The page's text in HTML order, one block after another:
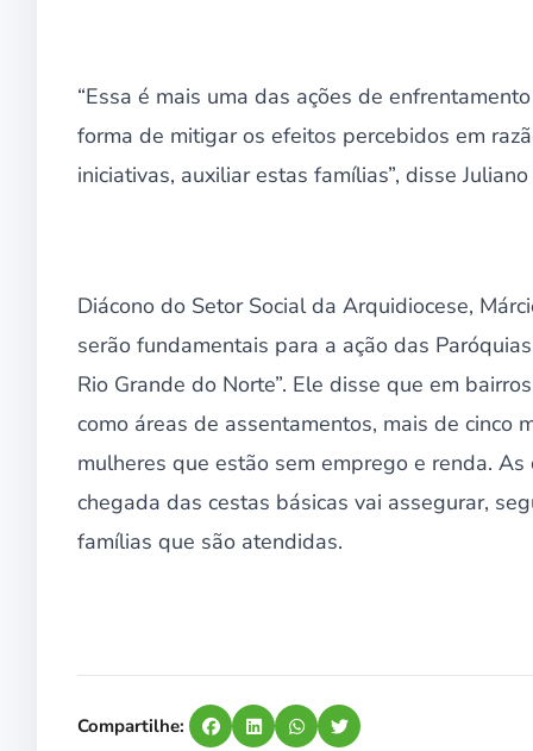
“Essa é mais uma das ações de
forma de mitigar os efeitos percebidos em
iniciativas, auxiliar estas famílias”, disse
Diácono do Setor Social da Arquidiocese,
serão fundamentais para a ação das
Rio Grande do Norte”. Ele disse que em
como áreas de assentamentos, mais de cinco
mulheres que estão sem emprego e renda.
chegada das cestas básicas vai assegurar,
famílias que são atendidas.
Compartilhe: